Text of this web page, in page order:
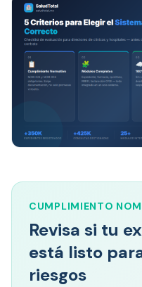
CUMPLIMIENTO
Revisa si tu
está listo
riesgos